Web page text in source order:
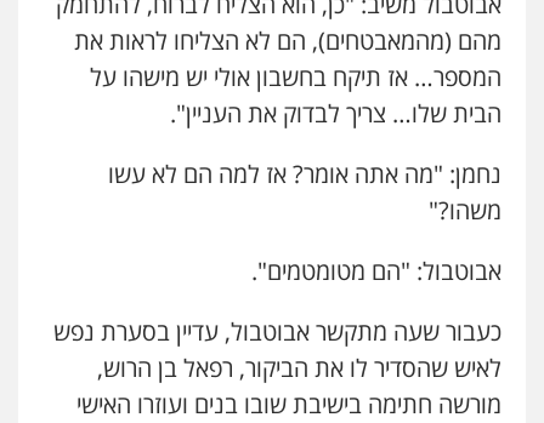
מהם (מהמאבטחים), הם לא הצליחו לראות את
המספר… אז תיקח בחשבון אולי יש מישהו על
הבית שלו… צריך לבדוק את העניין".
נחמן: "מה אתה אומר? אז למה הם לא עשו
משהו?"
אבוטבול: "הם מטומטמים".
כעבור שעה מתקשר אבוטבול, עדיין בסערת נפש
לאיש שהסדיר לו את הביקור, רפאל בן הרוש,
מורשה חתימה בישיבת שובו בנים ועוזרו האישי